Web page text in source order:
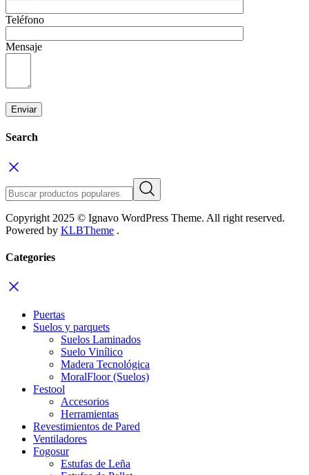
Teléfono
Mensaje
Search
Copyright 2025 © Ignavo WordPress Theme. All right reserved.
Powered by KLBTheme .
Categories
Puertas
Suelos y parquets
Suelos Laminados
Suelo Vinílico
Madera Tecnológica
MoralFloor (Suelos)
Festool
Accesorios
Herramientas
Revestimientos de Pared
Ventiladores
Fogosur
Estufas de Leña